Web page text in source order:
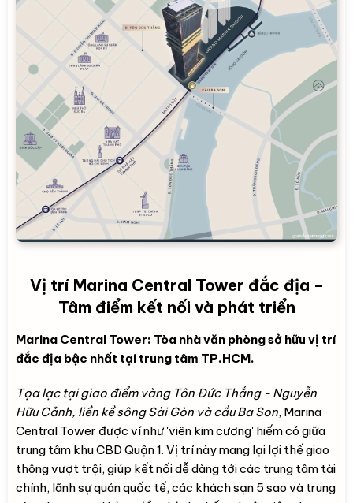
Vị trí Marina Central Tower đắc địa –
Tâm điểm kết nối và phát triển
Marina Central Tower: Tòa nhà văn phòng sở hữu vị trí
đắc địa bậc nhất tại trung tâm TP.HCM.
Tọa lạc tại giao điểm vàng Tôn Đức Thắng - Nguyễn
Hữu Cảnh, liền kề sông Sài Gòn và cầu Ba Son, Marina
Central Tower được ví như 'viên kim cương' hiếm có giữa
trung tâm khu CBD Quận 1. Vị trí này mang lại lợi thế giao
thông vượt trội, giúp kết nối dễ dàng tới các trung tâm tài
chính, lãnh sự quán quốc tế, các khách sạn 5 sao và trung